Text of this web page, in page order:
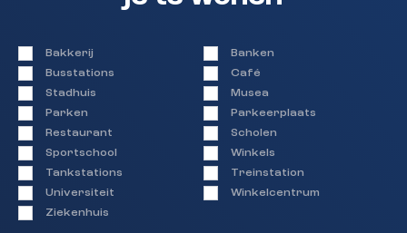
Bakkerij
Banken
Busstations
Café
Stadhuis
Musea
Parken
Parkeerplaats
Restaurant
Scholen
Sportschool
Winkels
Tankstations
Treinstation
Universiteit
Winkelcentrum
Ziekenhuis